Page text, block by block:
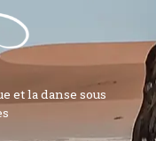
et la danse sous